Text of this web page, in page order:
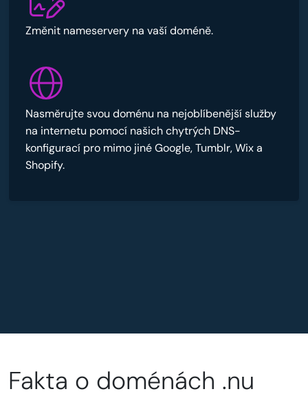
Změnit nameservery na vaší doméně.
Nasměrujte svou doménu na nejoblíbenější služby
na internetu pomocí našich chytrých DNS-
konfigurací pro mimo jiné Google, Tumblr, Wix a
Shopify.
Fakta o doménách .nu